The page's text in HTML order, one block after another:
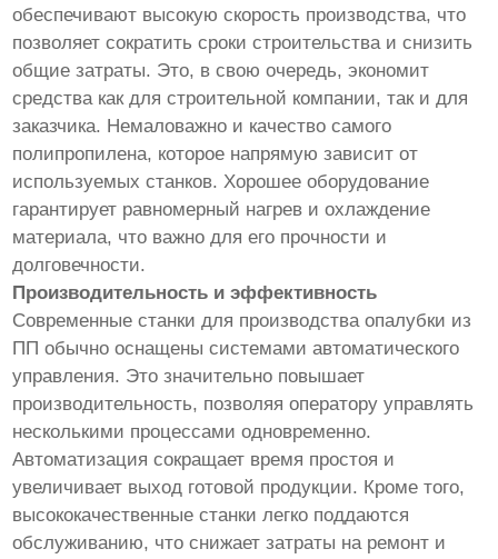
обеспечивают высокую скорость производства, что
позволяет сократить сроки строительства и снизить
общие затраты. Это, в свою очередь, экономит
средства как для строительной компании, так и для
заказчика. Немаловажно и качество самого
полипропилена, которое напрямую зависит от
используемых станков. Хорошее оборудование
гарантирует равномерный нагрев и охлаждение
материала, что важно для его прочности и
долговечности.
Производительность и эффективность
Современные станки для производства опалубки из
ПП обычно оснащены системами автоматического
управления. Это значительно повышает
производительность, позволяя оператору управлять
несколькими процессами одновременно.
Автоматизация сокращает время простоя и
увеличивает выход готовой продукции. Кроме того,
высококачественные станки легко поддаются
обслуживанию, что снижает затраты на ремонт и